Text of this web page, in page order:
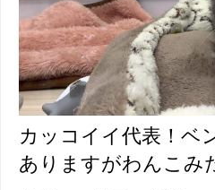
カッコイイ代表！ベ
ありますがわんこみ